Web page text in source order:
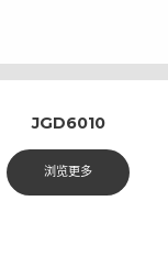
JGD6010
浏览更多